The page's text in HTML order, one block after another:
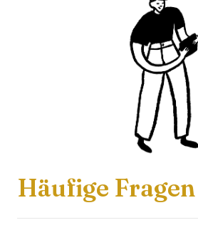
Häufige Fragen